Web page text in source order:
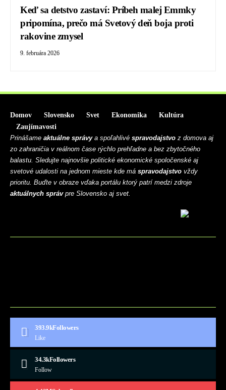
Keď sa detstvo zastaví: Príbeh malej Emmky
pripomína, prečo má Svetový deň boja proti
rakovine zmysel
9. februára 2026
Domov Slovensko Svet Ekonomika
Kultúra
Zaujímavosti
Prinášame aktuálne správya spoľahlivé spravodajstvo z domova aj
zo zahraničia v reálnom čase rýchlo prehľadne a bez zbytočného
balastu. Sledujte najnovšie politické ekonomické spoločenské aj
svetové udalosti na jednom mieste kde má spravodajstvo vždy
prioritu. Buďte v obraze vďaka portálu ktorý patrí medzi zdroje
aktuálnych správpre Slovensko aj svet.
393.9kFollowers
Like
34.3kFollowers
Follow